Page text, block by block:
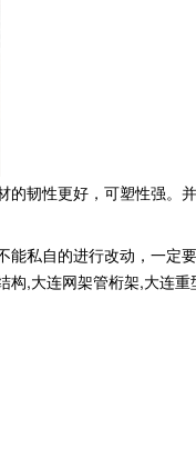
韧性更好，可塑性强。
私自的进行改动，一定
构,大连网架管桁架,大连